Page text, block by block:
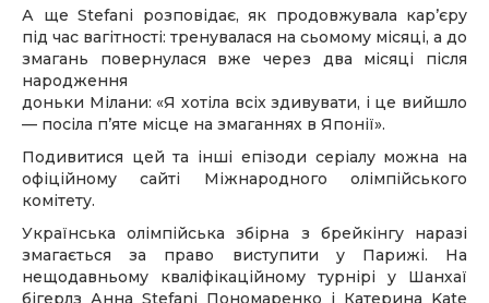
А ще Stefani розповідає, як продовжувала кар’єру
під час вагітності: тренувалася на сьомому місяці, а до
змагань повернулася вже через два місяці після
народження
доньки Мілани: «Я хотіла всіх здивувати, і це вийшло
— посіла п’яте місце на змаганнях в Японії».
Подивитися цей та інші епізоди серіалу можна на
офіційному сайті Міжнародного олімпійського
комітету.
Українська олімпійська збірна з брейкінгу наразі
змагається за право виступити у Парижі. На
нещодавньому кваліфікаційному турнірі у Шанхаї
бігерлз Анна Stefani Пономаренко і Катерина Kate